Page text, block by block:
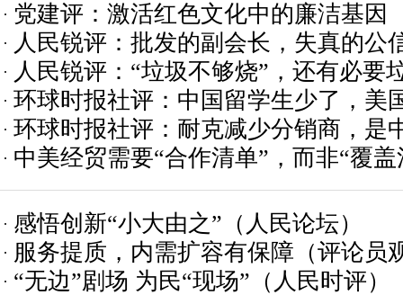
党建评：激活红色文化中的廉洁基因
人民锐评：批发的副会长，失真的公
人民锐评：“垃圾不够烧”，还有必要
环球时报社评：中国留学生少了，美
环球时报社评：耐克减少分销商，是
吗？
中美经贸需要“合作清单”，而非“覆
感悟创新“小大由之”（人民论坛）
服务提质，内需扩容有保障（评论员
“无边”剧场 为民“现场”（人民时评）